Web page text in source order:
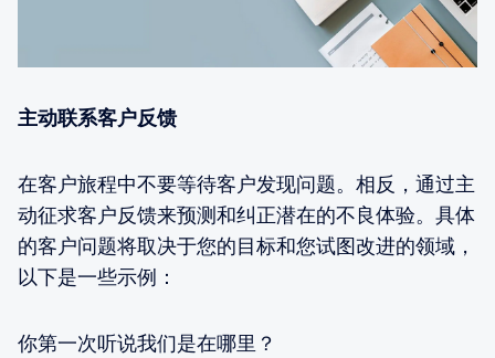
主动联系客户反馈
在客户旅程中不要等待客户发现问题。相反，通过主
动征求客户反馈来预测和纠正潜在的不良体验。具体
的客户问题将取决于您的目标和您试图改进的领域，
以下是一些示例：
你第一次听说我们是在哪里？